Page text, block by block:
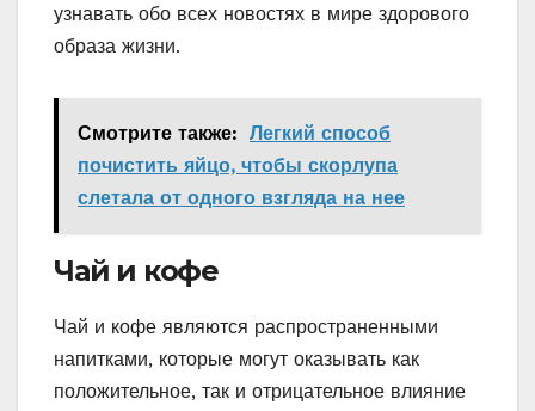
узнавать обо всех новостях в мире здорового
образа жизни.
Смотрите также: Легкий способ
почистить яйцо, чтобы скорлупа
слетала от одного взгляда на нее
Чай и кофе
Чай и кофе являются распространенными
напитками, которые могут оказывать как
положительное, так и отрицательное влияние